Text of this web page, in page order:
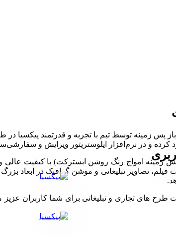
پس زمینه توسط تیم با تجربه و قدرتمند پیکسیا
پس زمینه امواج رنگ روشن ابسترکت) با کیفیت
های تجاری و تبلیغاتی برای شما کاربران عزیز